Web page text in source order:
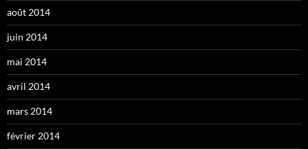
août 2014
juin 2014
mai 2014
avril 2014
mars 2014
février 2014